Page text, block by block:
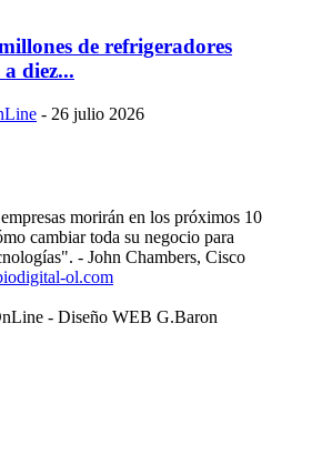
de refrigeradores
diez...
- 26 julio 2026
morirán en los próximos 10
cambiar toda su negocio para
- John Chambers, Cisco
ol.com
- Diseño WEB G.Baron